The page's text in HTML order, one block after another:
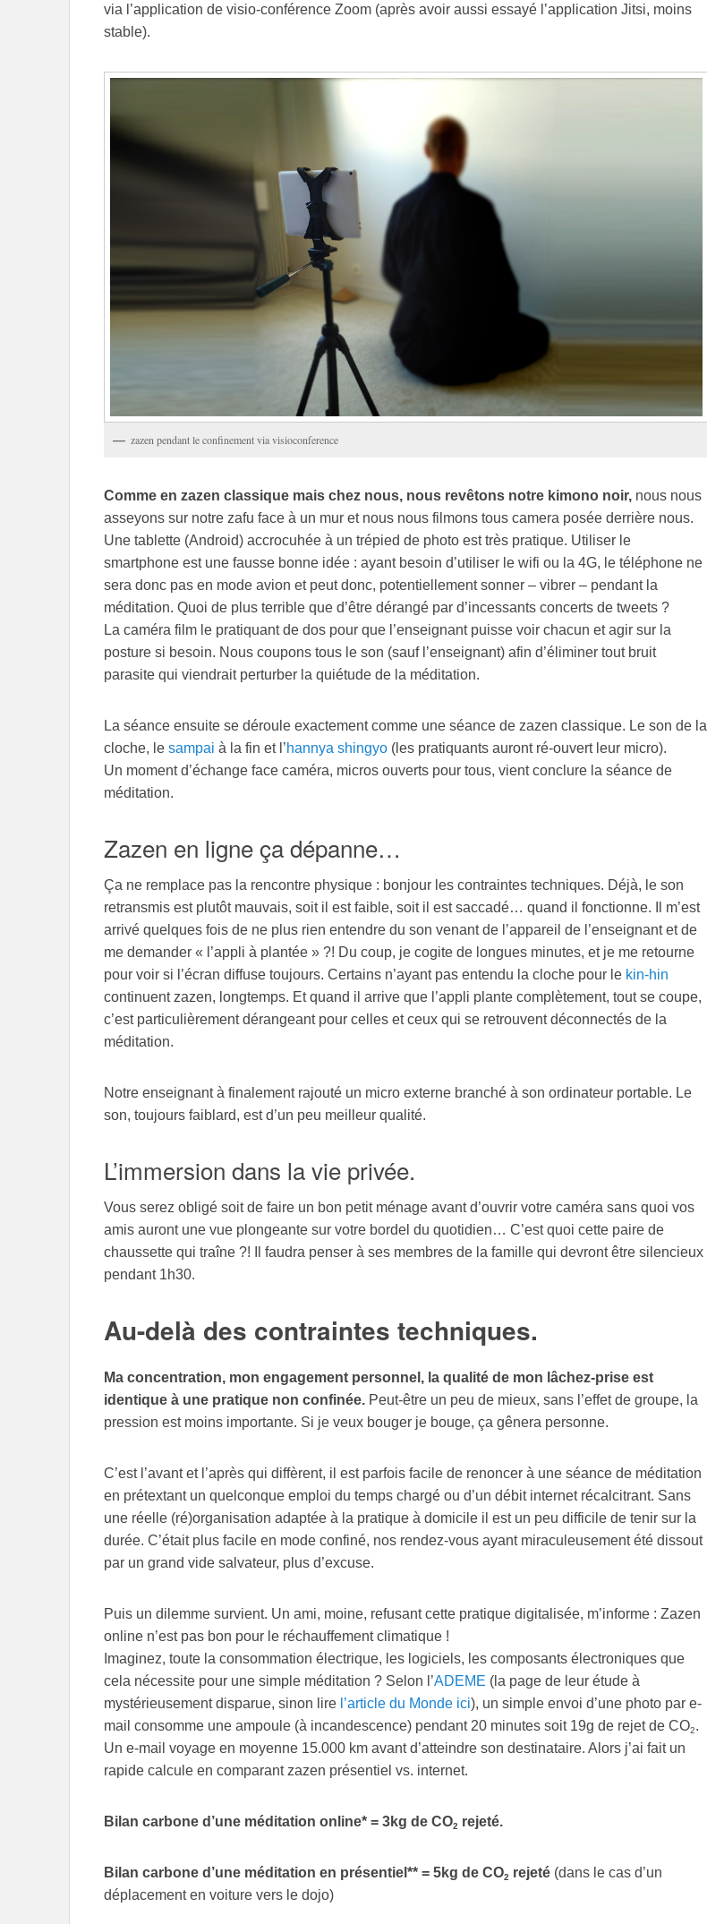
via l’application de visio-conférence Zoom (après avoir aussi essayé l’application Jitsi, moins
stable).
zazen pendant le confinement via visioconference
Comme en zazen classique mais chez nous, nous revêtons notre kimono noir, nous nous
asseyons sur notre zafu face à un mur et nous nous filmons tous camera posée derrière nous.
Une tablette (Android) accrocuhée à un trépied de photo est très pratique. Utiliser le
smartphone est une fausse bonne idée : ayant besoin d’utiliser le wifi ou la 4G, le téléphone ne
sera donc pas en mode avion et peut donc, potentiellement sonner – vibrer – pendant la
méditation. Quoi de plus terrible que d’être dérangé par d’incessants concerts de tweets ?
La caméra film le pratiquant de dos pour que l’enseignant puisse voir chacun et agir sur la
posture si besoin. Nous coupons tous le son (sauf l’enseignant) afin d’éliminer tout bruit
parasite qui viendrait perturber la quiétude de la méditation.
La séance ensuite se déroule exactement comme une séance de zazen classique. Le son de la
cloche, le sampai à la fin et l’hannya shingyo (les pratiquants auront ré-ouvert leur micro).
Un moment d’échange face caméra, micros ouverts pour tous, vient conclure la séance de
méditation.
Zazen en ligne ça dépanne…
Ça ne remplace pas la rencontre physique : bonjour les contraintes techniques. Déjà, le son
retransmis est plutôt mauvais, soit il est faible, soit il est saccadé… quand il fonctionne. Il m’est
arrivé quelques fois de ne plus rien entendre du son venant de l’appareil de l’enseignant et de
me demander « l’appli à plantée » ?! Du coup, je cogite de longues minutes, et je me retourne
pour voir si l’écran diffuse toujours. Certains n’ayant pas entendu la cloche pour le kin-hin
continuent zazen, longtemps. Et quand il arrive que l’appli plante complètement, tout se coupe,
c’est particulièrement dérangeant pour celles et ceux qui se retrouvent déconnectés de la
méditation.
Notre enseignant à finalement rajouté un micro externe branché à son ordinateur portable. Le
son, toujours faiblard, est d’un peu meilleur qualité.
L’immersion dans la vie privée.
Vous serez obligé soit de faire un bon petit ménage avant d’ouvrir votre caméra sans quoi vos
amis auront une vue plongeante sur votre bordel du quotidien… C’est quoi cette paire de
chaussette qui traîne ?! Il faudra penser à ses membres de la famille qui devront être silencieux
pendant 1h30.
Au-delà des contraintes techniques.
Ma concentration, mon engagement personnel, la qualité de mon lâchez-prise est
identique à une pratique non confinée. Peut-être un peu de mieux, sans l’effet de groupe, la
pression est moins importante. Si je veux bouger je bouge, ça gênera personne.
C’est l’avant et l’après qui diffèrent, il est parfois facile de renoncer à une séance de méditation
en prétextant un quelconque emploi du temps chargé ou d’un débit internet récalcitrant. Sans
une réelle (ré)organisation adaptée à la pratique à domicile il est un peu difficile de tenir sur la
durée. C’était plus facile en mode confiné, nos rendez-vous ayant miraculeusement été dissout
par un grand vide salvateur, plus d’excuse.
Puis un dilemme survient. Un ami, moine, refusant cette pratique digitalisée, m’informe : Zazen
online n’est pas bon pour le réchauffement climatique !
Imaginez, toute la consommation électrique, les logiciels, les composants électroniques que
cela nécessite pour une simple méditation ? Selon l’ADEME (la page de leur étude à
mystérieusement disparue, sinon lire l’article du Monde ici), un simple envoi d’une photo par e-
mail consomme une ampoule (à incandescence) pendant 20 minutes soit 19g de rejet de CO2.
Un e-mail voyage en moyenne 15.000 km avant d’atteindre son destinataire. Alors j’ai fait un
rapide calcule en comparant zazen présentiel vs. internet.
Bilan carbone d’une méditation online* = 3kg de CO2 rejeté.
Bilan carbone d’une méditation en présentiel** = 5kg de CO2 rejeté (dans le cas d’un
déplacement en voiture vers le dojo)